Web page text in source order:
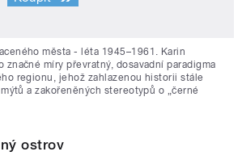
města - léta 1945–1961. Karin
značné míry převratný, dosavadní paradigma
regionu, jehož zahlazenou historii stále
a zakořeněných stereotypů o „černé
ostrov